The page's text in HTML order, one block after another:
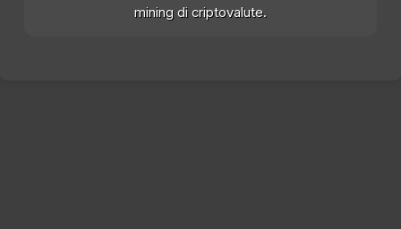
mining di criptovalute.